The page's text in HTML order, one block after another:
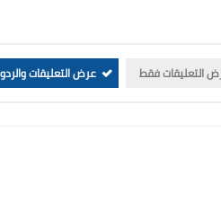
التعليقات فقط عرض التعليقات